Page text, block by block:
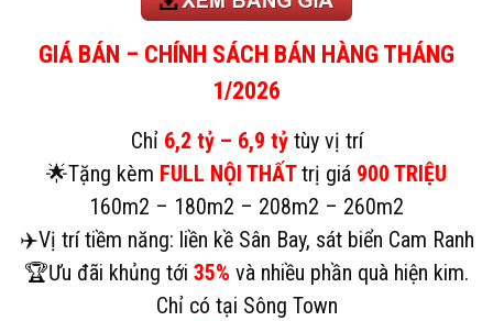
GIÁ BÁN – CHÍNH SÁCH BÁN HÀNG THÁNG
1/2026
Chỉ 6,2 tỷ – 6,9 tỷtùy vị trí
🌟Tặng kèm FULL NỘI THẤTtrị giá 900 TRIỆU
160m2 – 180m2 – 208m2 – 260m2
✈️Vị trí tiềm năng: liền kề Sân Bay, sát biển Cam Ranh
🏆Ưu đãi khủng tới 35% và nhiều phần quà hiện kim.
Chỉ có tại Sông Town